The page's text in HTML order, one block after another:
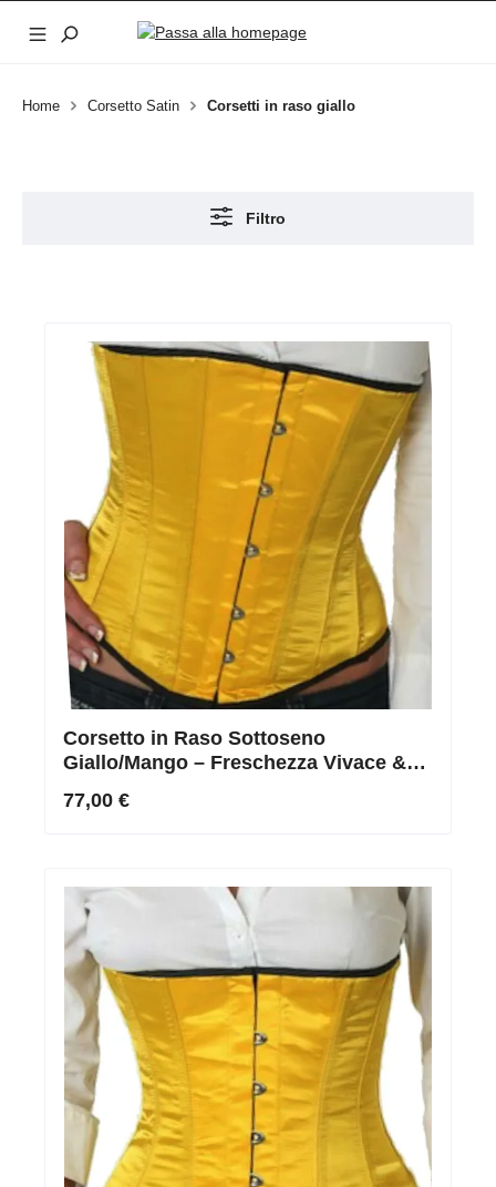
Passa al contenuto principale
Home Corsetto Satin Corsetti in raso giallo
Filtro
Corsetto in Raso Sottoseno
Giallo/Mango – Freschezza Vivace &
77,00 €